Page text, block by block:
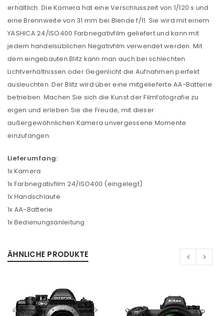
Benutzername oder E-Mail-Adresse
Passwort*
erhältlich. Die Kamera hat eine Verschlusszeit von 1/120 s und
eine Brennweite von 31 mm bei Blende f/11. Sie wird mit einem
YASHICA 24/ISO400 Farbnegativfilm geliefert und kann mit
jedem handelsüblichen Negativfilm verwendet werden. Mit
dem eingebauten Blitz kann man auch bei schlechten
Lichtverhältnissen oder Gegenlicht die Aufnahmen perfekt
ausleuchten. Der Blitz wird über eine mitgelieferte AA-Batterie
betrieben. Machen Sie sich die Kunst der Filmfotografie zu
eigen und erleben Sie die Freude, mit dieser
außergewöhnlichen Kamera unvergessene Momente
einzufangen.
Lieferumfang:
1x Kamera
1x Farbnegativfilm 24/ISO400 (eingelegt)
1x Handschlaufe
1x AA-Batterie
1x Bedienungsanleitung
ÄHNLICHE PRODUKTE